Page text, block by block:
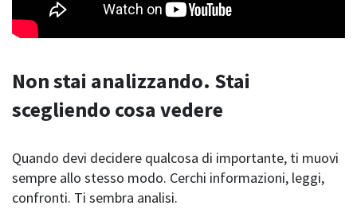
Non stai analizzando. Stai
scegliendo cosa vedere
Quando devi decidere qualcosa di importante, ti muovi
sempre allo stesso modo. Cerchi informazioni, leggi,
confronti. Ti sembra analisi.